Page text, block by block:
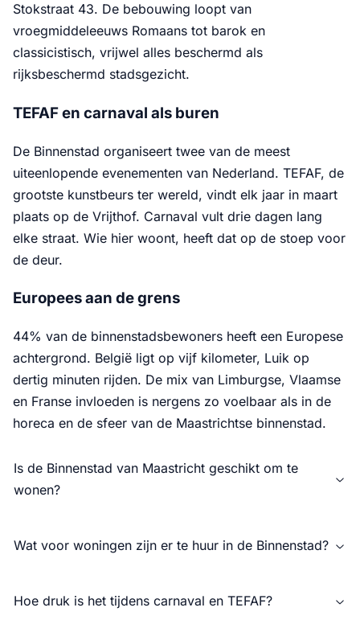
Stokstraat 43. De bebouwing loopt van
vroegmiddeleeuws Romaans tot barok en
classicistisch, vrijwel alles beschermd als
rijksbeschermd stadsgezicht.
TEFAF en carnaval als buren
De Binnenstad organiseert twee van de meest
uiteenlopende evenementen van Nederland. TEFAF, de
grootste kunstbeurs ter wereld, vindt elk jaar in maart
plaats op de Vrijthof. Carnaval vult drie dagen lang
elke straat. Wie hier woont, heeft dat op de stoep voor
de deur.
Europees aan de grens
44% van de binnenstadsbewoners heeft een Europese
achtergrond. België ligt op vijf kilometer, Luik op
dertig minuten rijden. De mix van Limburgse, Vlaamse
en Franse invloeden is nergens zo voelbaar als in de
horeca en de sfeer van de Maastrichtse binnenstad.
Is de Binnenstad van Maastricht geschikt om te
wonen?
Wat voor woningen zijn er te huur in de Binnenstad?
Hoe druk is het tijdens carnaval en TEFAF?